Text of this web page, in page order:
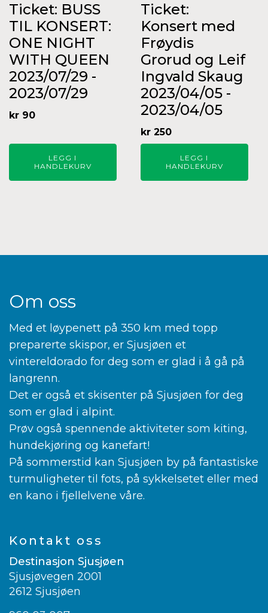
Ticket: BUSS
TIL KONSERT:
ONE NIGHT
WITH QUEEN
2023/07/29 -
2023/07/29
kr 90
LEGG I
HANDLEKURV
Ticket:
Konsert med
Frøydis
Grorud og Leif
Ingvald Skaug
2023/04/05 -
2023/04/05
kr250
LEGG I
HANDLEKURV
Om oss
Med et løypenett på 350 km med topp
preparerte skispor, er Sjusjøen et
vintereldorado for deg som er glad i å gå på
langrenn.
Det er også et skisenter på Sjusjøen for deg
som er glad i alpint.
Prøv også spennende aktiviteter som kiting,
hundekjøring og kanefart!
På sommerstid kan Sjusjøen by på fantastiske
turmuligheter til fots, på sykkelsetet eller med
en kano i fjellelvene våre.
Kontakt oss
Destinasjon Sjusjøen
Sjusjøvegen 2001
2612 Sjusjøen